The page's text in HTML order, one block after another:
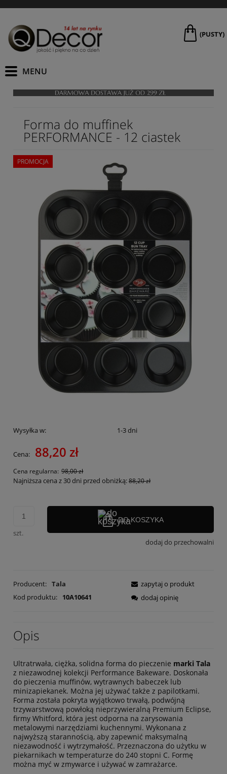
(PUSTY)
Forma do muffinek
PERFORMANCE - 12 ciastek
PROMOCJA
Wysyłka w: 1-3 dni
Cena: 88,20 zł
Cena regularna: 98,00 zł
Najniższa cena z 30 dni przed obniżką:88,20 zł
szt.
DO KOSZYKA
dodaj do przechowalni
Producent: Tala
Kod produktu:
10A10641
zapytaj o produkt
dodaj opinię
Opis
Ultratrwała, ciężka, solidna forma do pieczenie marki Tala
z niezawodnej kolekcji Performance Bakeware. Doskonała
do pieczenia muffinów, wytrawnych babeczek lub
minizapiekanek. Można jej używać także z papilotkami.
Forma została pokryta wyjątkowo trwałą, podwójną
trzywarstwową powłoką nieprzywieralną Premium Eclipse,
firmy Whitford, która jest odporna na zarysowania
metalowymi narzędziami kuchennymi. Wykonana z
najwyższą starannością, aby zapewnić maksymalną
niezawodność i wytrzymałość. Przeznaczona do użytku w
piekarnikach w temperaturze do 240 stopni C. Formę
można myć w zmywarce i używać w zamrażarce.